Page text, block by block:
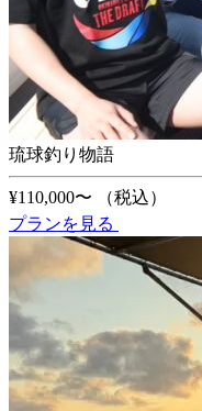
琉球釣り物語
¥110,000〜
（税込）
プランを見る